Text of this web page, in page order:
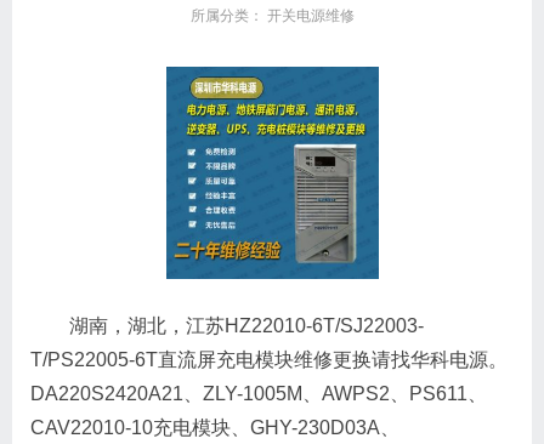
所属分类： 开关电源维修
湖南，湖北，江苏HZ22010-6T/SJ22003-
T/PS22005-6T直流屏充电模块维修更换请找华科电源。
DA220S2420A21、ZLY-1005M、AWPS2、PS611、
CAV22010-10充电模块、GHY-230D03A、